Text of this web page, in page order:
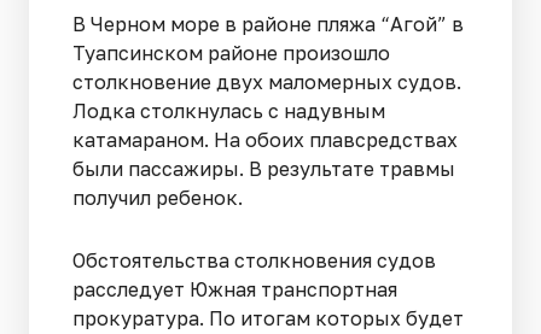
В Черном море в районе пляжа “Агой” в
Туапсинском районе произошло
столкновение двух маломерных судов.
Лодка столкнулась с надувным
катамараном. На обоих плавсредствах
были пассажиры. В результате травмы
получил ребенок.
Обстоятельства столкновения судов
расследует Южная транспортная
прокуратура. По итогам которых будет